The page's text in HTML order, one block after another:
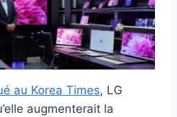
au Korea Times, LG
augmenterait la